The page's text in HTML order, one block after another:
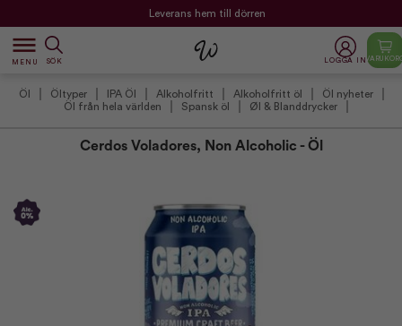
dehaze
MENU SÖK LOGGA IN
Öl Öltyper IPA Öl Alkoholfritt Alkoholfritt öl
Öl nyheter
Öl från hela världen
Spansk öl Øl & Blanddrycker
Cerdos Voladores, Non Alcoholic - Öl